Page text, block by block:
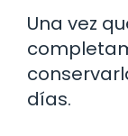
Una vez
días.